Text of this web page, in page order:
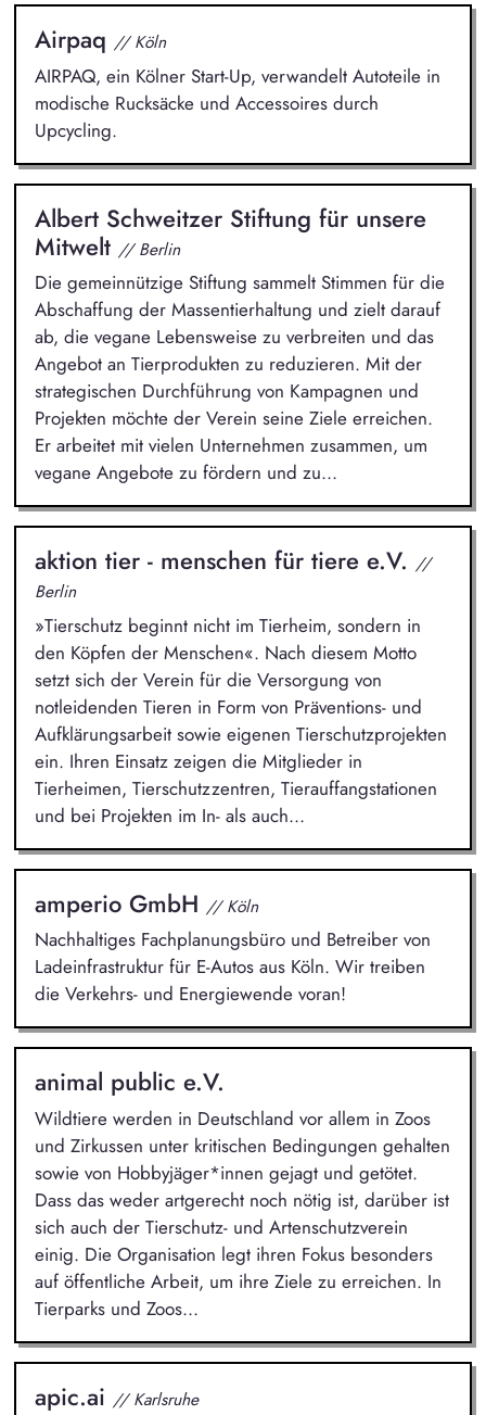
Airpaq // Köln
AIRPAQ, ein Kölner Start-Up, verwandelt Autoteile in
modische Rucksäcke und Accessoires durch
Upcycling.
Albert Schweitzer Stiftung für unsere
Mitwelt // Berlin
Die gemeinnützige Stiftung sammelt Stimmen für die
Abschaffung der Massentierhaltung und zielt darauf
ab, die vegane Lebensweise zu verbreiten und das
Angebot an Tierprodukten zu reduzieren. Mit der
strategischen Durchführung von Kampagnen und
Projekten möchte der Verein seine Ziele erreichen.
Er arbeitet mit vielen Unternehmen zusammen, um
vegane Angebote zu fördern und zu...
aktion tier - menschen für tiere e.V. //
Berlin
»Tierschutz beginnt nicht im Tierheim, sondern in
den Köpfen der Menschen«. Nach diesem Motto
setzt sich der Verein für die Versorgung von
notleidenden Tieren in Form von Präventions- und
Aufklärungsarbeit sowie eigenen Tierschutzprojekten
ein. Ihren Einsatz zeigen die Mitglieder in
Tierheimen, Tierschutzzentren, Tierauffangstationen
und bei Projekten im In- als auch...
amperio GmbH // Köln
Nachhaltiges Fachplanungsbüro und Betreiber von
Ladeinfrastruktur für E-Autos aus Köln. Wir treiben
die Verkehrs- und Energiewende voran!
animal public e.V.
Wildtiere werden in Deutschland vor allem in Zoos
und Zirkussen unter kritischen Bedingungen gehalten
sowie von Hobbyjäger*innen gejagt und getötet.
Dass das weder artgerecht noch nötig ist, darüber ist
sich auch der Tierschutz- und Artenschutzverein
einig. Die Organisation legt ihren Fokus besonders
auf öffentliche Arbeit, um ihre Ziele zu erreichen. In
Tierparks und Zoos...
apic.ai // Karlsruhe